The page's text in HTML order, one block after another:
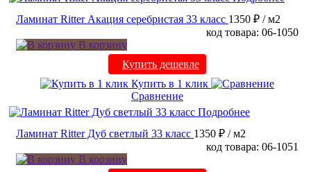
Ламинат Ritter Акация серебристая 33 класс 1350 ₽ / м2
код товара: 06-1050
В корзину
Купить дешевле
Купить в 1 клик
Сравнение
Подробнее
Ламинат Ritter Дуб светлый 33 класс 1350 ₽ / м2
код товара: 06-1051
В корзину